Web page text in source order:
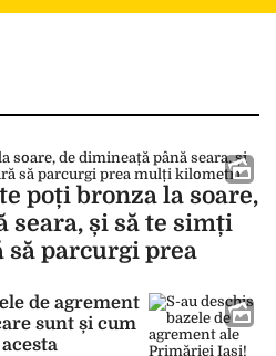
poți bronza la soare,
seara, și să te simți
să parcurgi prea
de agrement
sunt și cum